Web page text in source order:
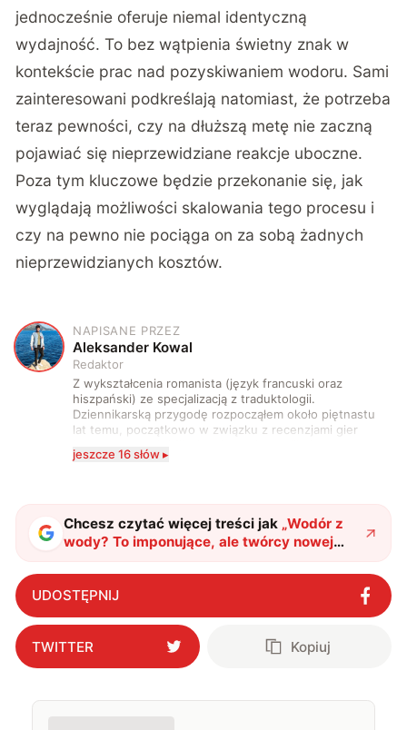
jednocześnie oferuje niemal identyczną
wydajność. To bez wątpienia świetny znak w
kontekście prac nad pozyskiwaniem wodoru. Sami
zainteresowani podkreślają natomiast, że potrzeba
teraz pewności, czy na dłuższą metę nie zaczną
pojawiać się nieprzewidziane reakcje uboczne.
Poza tym kluczowe będzie przekonanie się, jak
wyglądają możliwości skalowania tego procesu i
czy na pewno nie pociąga on za sobą żadnych
nieprzewidzianych kosztów.
A
NAPISANE PRZEZ
Aleksander Kowal
Redaktor
Z wykształcenia romanista (język francuski oraz
hiszpański) ze specjalizacją z traduktologii.
Dziennikarską przygodę rozpocząłem około piętnastu
lat temu, początkowo w związku z recenzjami gier
zdecydowanie częściej na tematy związane z nauką
także uprawiać oraz oglądać sport.
jeszcze 16 słów ▸
Chcesz czytać więcej treści jak „Wodór z
wody? To imponujące, ale twórcy nowej
metody poszli o krok dalej"?
UDOSTĘPNIJ
TWITTER Kopiuj